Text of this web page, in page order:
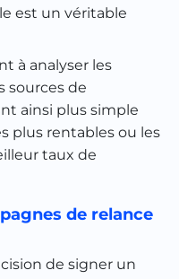
est un véritable
à analyser les
sources de
ainsi plus simple
plus rentables ou les
taux de
de relance
de signer un